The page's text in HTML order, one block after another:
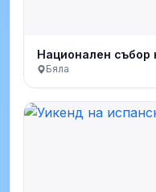
Национален събор
Бяла